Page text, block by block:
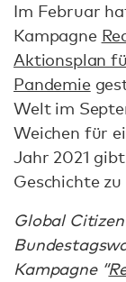
Im Februar
Kampagne
Aktionsplan
Pandemie
Welt im
Weichen für
Jahr 2021
Geschichte
Global
Kampagne “